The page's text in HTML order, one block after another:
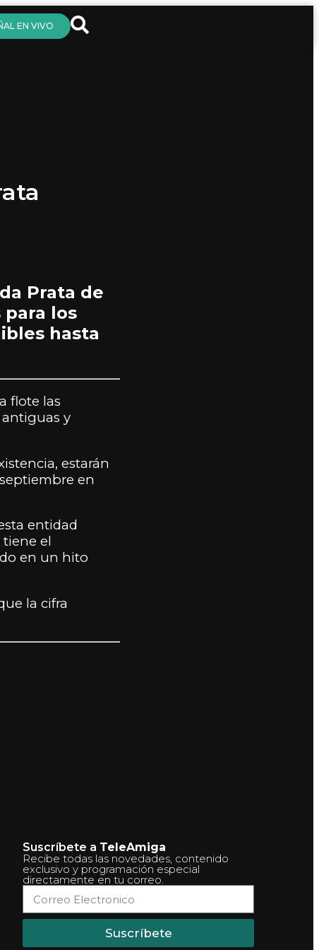
EN VIVO
Prata de
los
hasta
flote las
y
estarán
en
entidad
el
en un hito
la cifra
Suscríbete a TeleAmiga
Recibe todas las novedades, contenido
exclusivo y programación especial
directamente en tu correo.
Suscríbete